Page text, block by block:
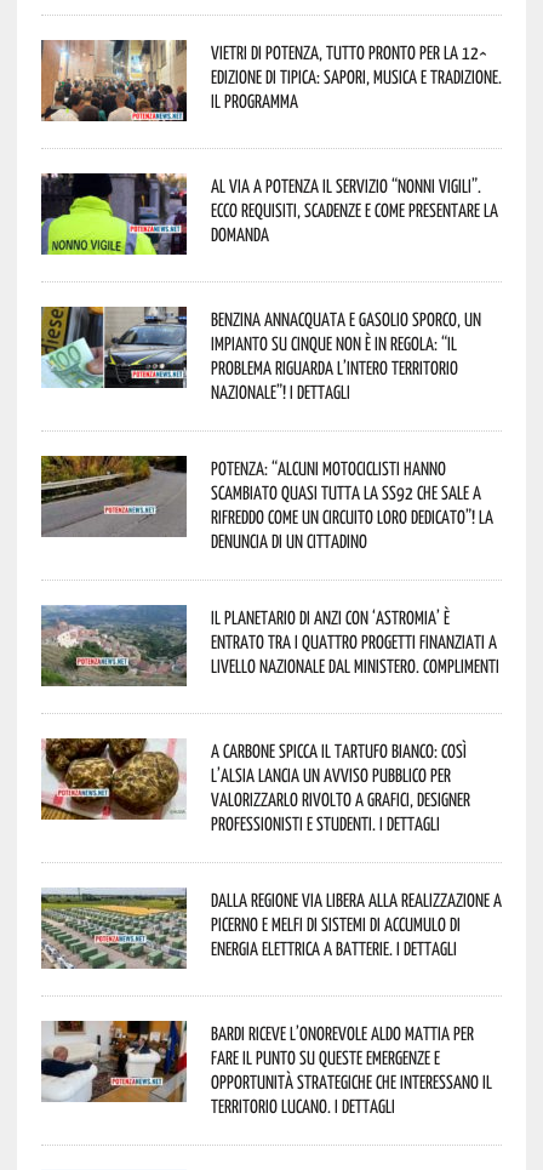
Vietri di Potenza, tutto pronto per la 12^
Edizione di Tipica: sapori, musica e tradizione.
Il programma
Al via a Potenza il servizio “Nonni Vigili”.
Ecco requisiti, scadenze e come presentare la
domanda
Benzina annacquata e gasolio sporco, un
impianto su cinque non è in regola: “il
problema riguarda l’intero territorio
Nazionale”! I dettagli
Potenza: “alcuni motociclisti hanno
scambiato quasi tutta la SS92 che sale a
Rifreddo come un circuito loro dedicato”! La
denuncia di un cittadino
Il Planetario di Anzi con ‘Astromia’ è
entrato tra i quattro progetti finanziati a
livello nazionale dal Ministero. Complimenti
A Carbone spicca il tartufo bianco: così
l’Alsia lancia un avviso pubblico per
valorizzarlo rivolto a grafici, designer
professionisti e studenti. I dettagli
Dalla Regione via libera alla realizzazione a
Picerno e Melfi di sistemi di accumulo di
energia elettrica a batterie. I dettagli
Bardi riceve l’onorevole Aldo Mattia per
fare il punto su queste emergenze e
opportunità strategiche che interessano il
territorio lucano. I dettagli